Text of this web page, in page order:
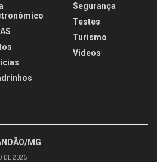
Segurança
Testes
Turismo
Videos
MG
DE 2026